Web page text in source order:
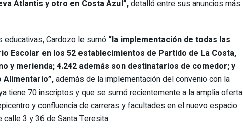
Atlantis y otro en Costa Azul”,detalló entre sus anuncios más
Cardozo le sumó “la implementación de todas las
Escolar en los 52 establecimientos de Partido de La Costa,
y merienda; 4.242 además son destinatarios de comedor; y
Alimentario”,además de la implementación del convenio con la
tiene 70 inscriptos y que se sumó recientemente a la amplia oferta
y confluencia de carreras y facultades en el nuevo espacio
3 y 36 de Santa Teresita.